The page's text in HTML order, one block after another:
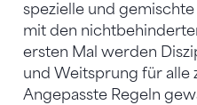
spezielle und
mit den
ersten Mal werden
und Weitsprung für alle
Angepasste Regeln